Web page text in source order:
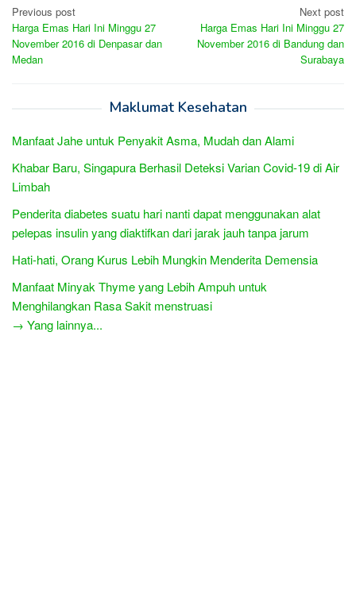
Post
navigation
Previous post
Harga Emas Hari Ini Minggu 27
November 2016 di Denpasar dan
Medan
Next post
Harga Emas Hari Ini Minggu 27
November 2016 di Bandung dan
Surabaya
Maklumat Kesehatan
Manfaat Jahe untuk Penyakit Asma, Mudah dan Alami
Khabar Baru, Singapura Berhasil Deteksi Varian Covid-19 di Air
Limbah
Penderita diabetes suatu hari nanti dapat menggunakan alat
pelepas insulin yang diaktifkan dari jarak jauh tanpa jarum
Hati-hati, Orang Kurus Lebih Mungkin Menderita Demensia
Manfaat Minyak Thyme yang Lebih Ampuh untuk
Menghilangkan Rasa Sakit menstruasi
→ Yang lainnya...